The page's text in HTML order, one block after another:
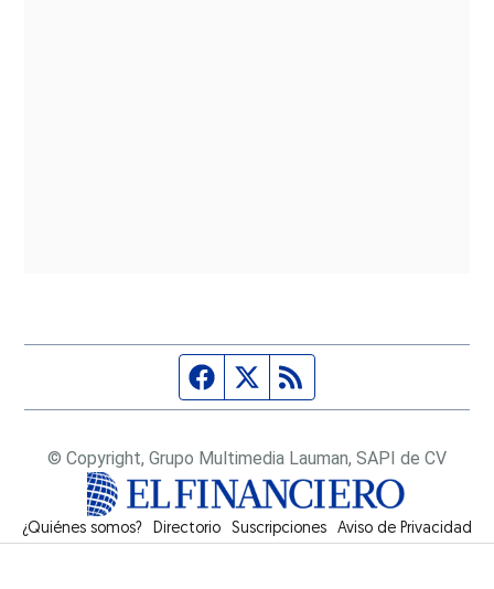
Página de Facebook
Fuente Twitter
© Copyright, Grupo Multimedia Lauman, SAPI de CV
¿Quiénes somos? Directorio Suscripciones Opens in new window
Aviso de Privacidad